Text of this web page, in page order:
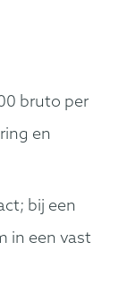
bruto per
en
bij een
in een vast